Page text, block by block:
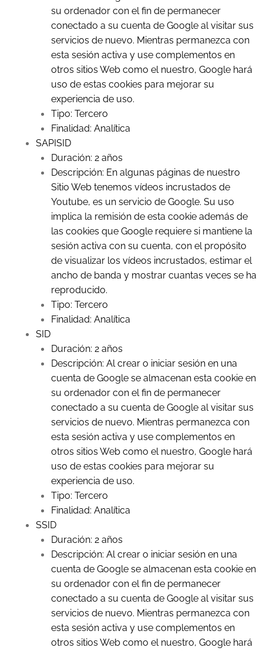
su ordenador con el fin de permanecer
conectado a su cuenta de Google al visitar sus
servicios de nuevo. Mientras permanezca con
esta sesión activa y use complementos en
otros sitios Web como el nuestro, Google hará
uso de estas cookies para mejorar su
experiencia de uso.
Tipo: Tercero
Finalidad: Analítica
SAPISID
Duración: 2 años
Descripción: En algunas páginas de nuestro
Sitio Web tenemos vídeos incrustados de
Youtube, es un servicio de Google. Su uso
implica la remisión de esta cookie además de
las cookies que Google requiere si mantiene la
sesión activa con su cuenta, con el propósito
de visualizar los vídeos incrustados, estimar el
ancho de banda y mostrar cuantas veces se ha
reproducido.
Tipo: Tercero
Finalidad: Analítica
SID
Duración: 2 años
Descripción: Al crear o iniciar sesión en una
cuenta de Google se almacenan esta cookie en
su ordenador con el fin de permanecer
conectado a su cuenta de Google al visitar sus
servicios de nuevo. Mientras permanezca con
esta sesión activa y use complementos en
otros sitios Web como el nuestro, Google hará
uso de estas cookies para mejorar su
experiencia de uso.
Tipo: Tercero
Finalidad: Analítica
SSID
Duración: 2 años
Descripción: Al crear o iniciar sesión en una
cuenta de Google se almacenan esta cookie en
su ordenador con el fin de permanecer
conectado a su cuenta de Google al visitar sus
servicios de nuevo. Mientras permanezca con
esta sesión activa y use complementos en
otros sitios Web como el nuestro, Google hará